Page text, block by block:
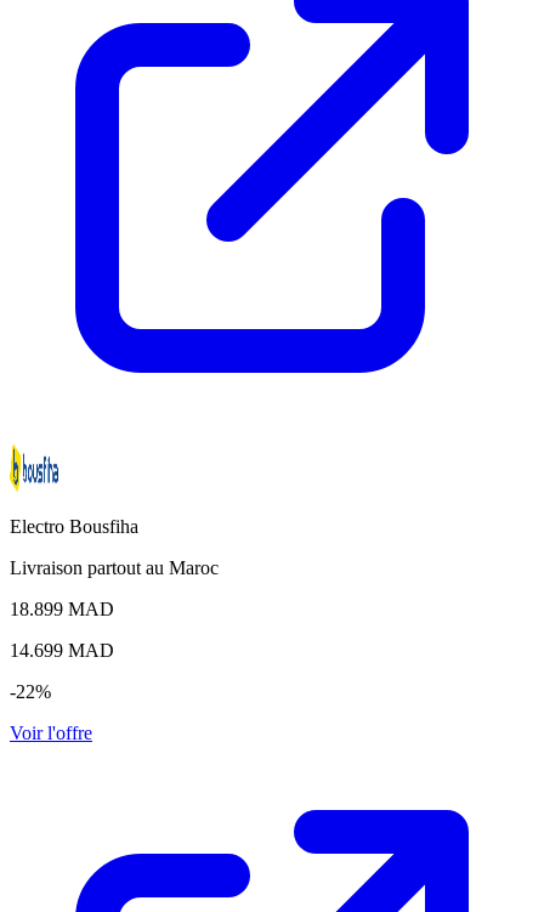
Electro Bousfiha
Livraison partout au Maroc
18.899 MAD
14.699 MAD
-22%
Voir l'offre